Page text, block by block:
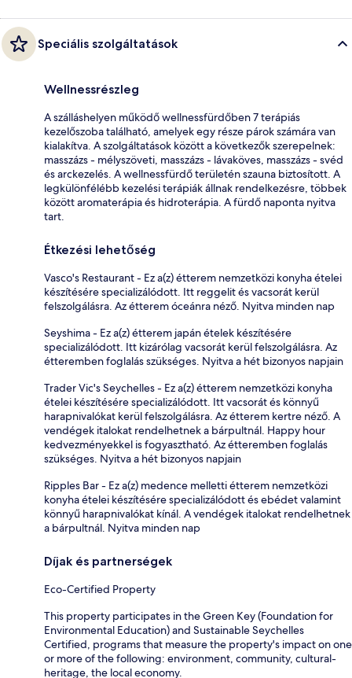
Speciális szolgáltatások
Wellnessrészleg
A szálláshelyen működő wellnessfürdőben 7 terápiás
kezelőszoba található, amelyek egy része párok számára van
kialakítva. A szolgáltatások között a következők szerepelnek:
masszázs - mélyszöveti, masszázs - lávaköves, masszázs - svéd
és arckezelés. A wellnessfürdő területén szauna biztosított. A
legkülönfélébb kezelési terápiák állnak rendelkezésre, többek
között aromaterápia és hidroterápia. A fürdő naponta nyitva
tart.
Étkezési lehetőség
Vasco's Restaurant - Ez a(z) étterem nemzetközi konyha ételei
készítésére specializálódott. Itt reggelit és vacsorát kerül
felszolgálásra. Az étterem óceánra néző. Nyitva minden nap
Seyshima - Ez a(z) étterem japán ételek készítésére
specializálódott. Itt kizárólag vacsorát kerül felszolgálásra. Az
étteremben foglalás szükséges. Nyitva a hét bizonyos napjain
Trader Vic's Seychelles - Ez a(z) étterem nemzetközi konyha
ételei készítésére specializálódott. Itt vacsorát és könnyű
harapnivalókat kerül felszolgálásra. Az étterem kertre néző. A
vendégek italokat rendelhetnek a bárpultnál. Happy hour
kedvezményekkel is fogyasztható. Az étteremben foglalás
szükséges. Nyitva a hét bizonyos napjain
Ripples Bar - Ez a(z) medence melletti étterem nemzetközi
konyha ételei készítésére specializálódott és ebédet valamint
könnyű harapnivalókat kínál. A vendégek italokat rendelhetnek
a bárpultnál. Nyitva minden nap
Díjak és partnerségek
Eco-Certified Property
This property participates in the Green Key (Foundation for
Environmental Education) and Sustainable Seychelles
Certified, programs that measure the property's impact on one
or more of the following: environment, community, cultural-
heritage, the local economy.